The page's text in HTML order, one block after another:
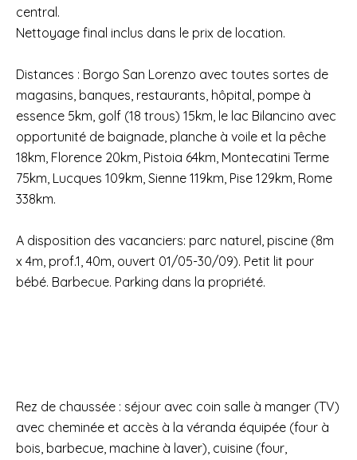
central.
Nettoyage final inclus dans le prix de location.
Distances : Borgo San Lorenzo avec toutes sortes de
magasins, banques, restaurants, hôpital, pompe à
essence 5km, golf (18 trous) 15km, le lac Bilancino avec
opportunité de baignade, planche à voile et la pêche
18km, Florence 20km, Pistoia 64km, Montecatini Terme
75km, Lucques 109km, Sienne 119km, Pise 129km, Rome
338km.
A disposition des vacanciers: parc naturel, piscine (8m
x 4m, prof.1, 40m, ouvert 01/05-30/09). Petit lit pour
bébé. Barbecue. Parking dans la propriété.
Rez de chaussée : séjour avec coin salle à manger (TV)
avec cheminée et accès à la véranda équipée (four à
bois, barbecue, machine à laver), cuisine (four,